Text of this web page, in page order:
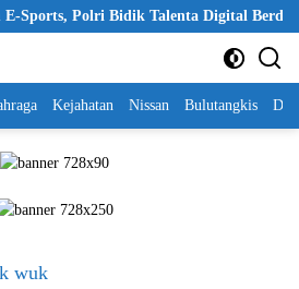
Polri Bidik Talenta Digital Berdaya
Kejahatan Nissan Bulutangkis
wuk